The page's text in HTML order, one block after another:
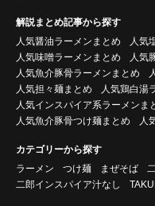
解説まとめ記事から探す
人気醤油ラーメンまとめ
人気
人気味噌ラーメンまとめ
人気
人気魚介豚骨ラーメンまとめ
人気担々麺まとめ
人気鶏白湯
人気インスパイア系ラーメンま
人気魚介豚骨つけ麺まとめ
人
カテゴリーから探す
ラーメン
つけ麺 まぜそば
二郎インスパイア汁なし